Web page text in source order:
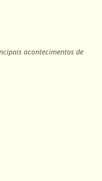
acontecimentos de